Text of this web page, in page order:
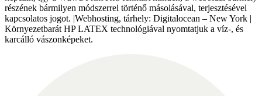
részének bármilyen módszerrel történő másolásával, terjesztésével
kapcsolatos jogot. |Webhosting, tárhely: Digitalocean – New York |
Környezetbarát HP LATEX technológiával nyomtatjuk a víz-, és
karcálló vászonképeket.